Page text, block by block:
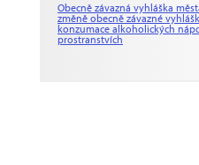
Obecně závazná vyhláška
změně obecně závazné
konzumace alkoholických
prostranstvích